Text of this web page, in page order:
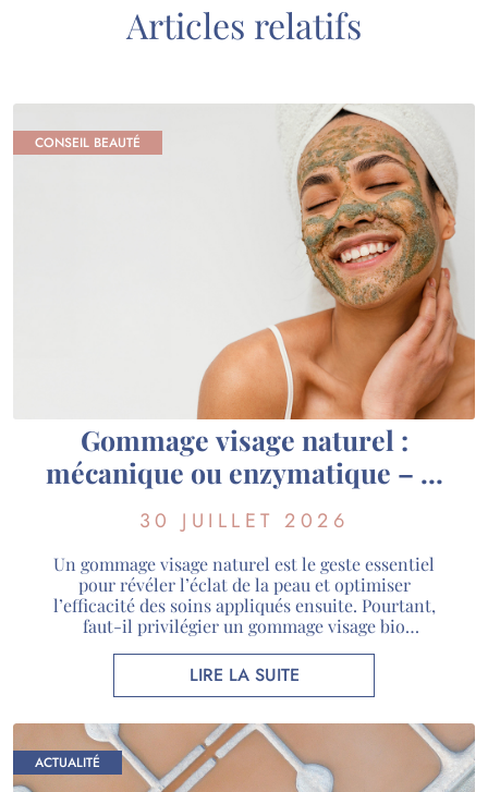
Articles relatifs
CONSEIL BEAUTÉ
Gommage visage naturel :
mécanique ou enzymatique – le
guide pour choisir selon votre
peau
30 JUILLET 2026
Un gommage visage naturel est le geste essentiel
pour révéler l’éclat de la peau et optimiser
l’efficacité des soins appliqués ensuite. Pourtant,
faut-il privilégier un gommage visage bio
possède son propre mode d’action et répond à des
besoins cutanés différents. Chez Guérande
respectueuse de […]
LIRE LA SUITE
ACTUALITÉ